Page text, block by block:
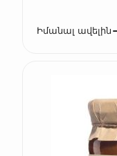
Իմանալ ավելին